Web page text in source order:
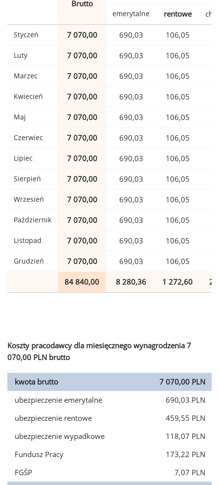
Brutto
emerytalne rentowe
Styczeń 7 070,00 690,03 106,05
Luty 7 070,00 690,03 106,05
Marzec 7 070,00 690,03 106,05
Kwiecień 7 070,00 690,03 106,05
Maj 7 070,00 690,03 106,05
Czerwiec 7 070,00 690,03 106,05
Lipiec 7 070,00 690,03 106,05
Sierpień 7 070,00 690,03 106,05
Wrzesień 7 070,00 690,03 106,05
Październik 7 070,00 690,03 106,05
Listopad 7 070,00 690,03 106,05
Grudzień 7 070,00 690,03 106,05
84 840,00 8 280,36 1 272,60 2
Koszty pracodawcy dla miesięcznego wynagrodzenia 7
070,00 PLN brutto
kwota brutto
7 070,00 PLN
ubezpieczenie emerytalne
690,03 PLN
ubezpieczenie rentowe
459,55 PLN
ubezpieczenie wypadkowe
118,07 PLN
Fundusz Pracy
173,22 PLN
FGŚP
7,07 PLN